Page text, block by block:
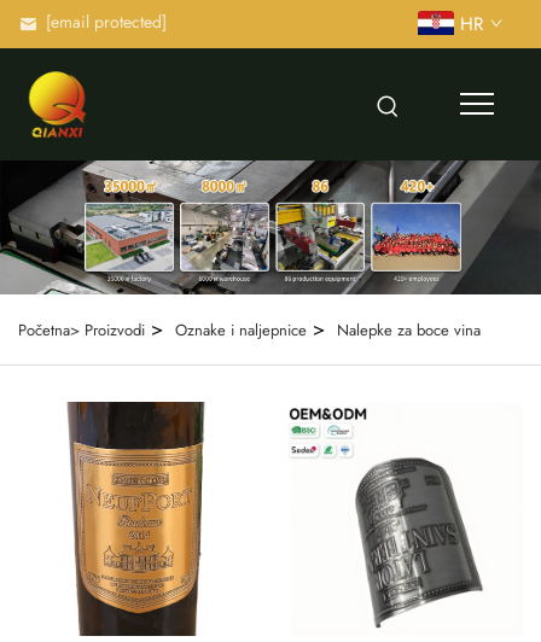
[email protected] HR
Početna> Proizvodi > Oznake i naljepnice > Nalepke za boce vina